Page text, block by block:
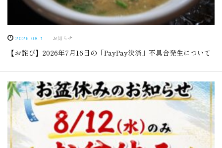
2026.08.1 お知らせ
【お詫び】2026年7月16日の「PayPay決済」不具合発生について